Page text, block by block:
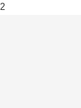
2